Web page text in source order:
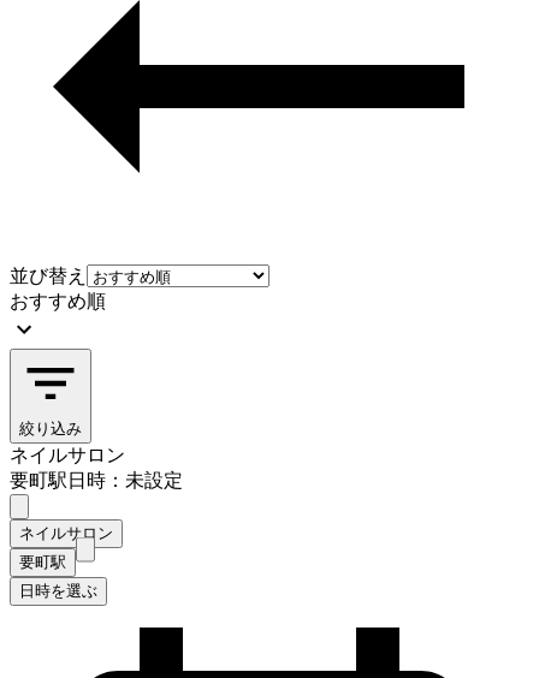
並び替え
おすすめ順
絞り込み
ネイルサロン
要町駅日時：未設定
ネイルサロン
要町駅
日時を選ぶ